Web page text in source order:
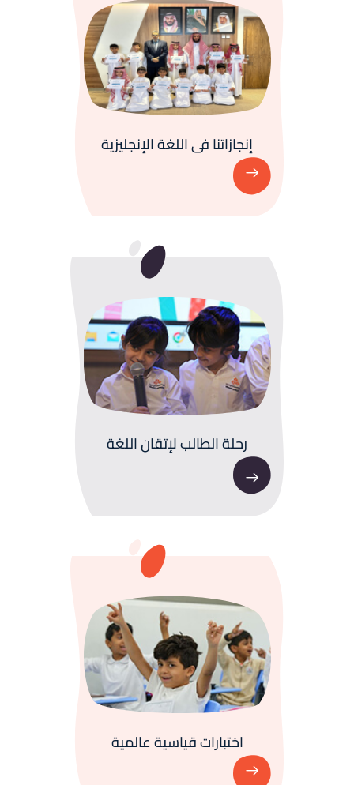
إنجازاتنا فى اللغة الإنجليزية
رحلة الطالب لإتقان اللغة
اختبارات قياسية عالمية